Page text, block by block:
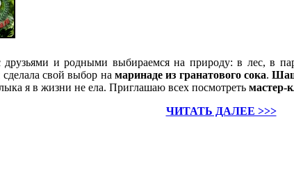
друзьями и родными выбираемся на природу: в лес, в
свой выбор на маринаде из гранатового сока.
я в жизни не ела. Приглашаю всех посмотреть мастер-
ЧИТАТЬ ДАЛЕЕ >>>